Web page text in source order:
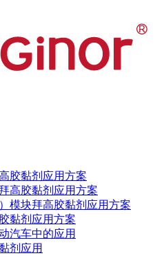
胶黏剂应用方案
高胶黏剂应用方案
模块拜高胶黏剂应用方案
黏剂应用方案
汽车中的应用
剂应用